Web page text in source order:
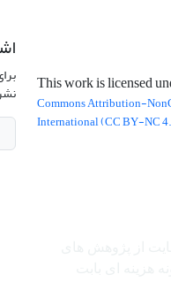
This work is licensed
Commons Attribution-
International (CC BY-NC